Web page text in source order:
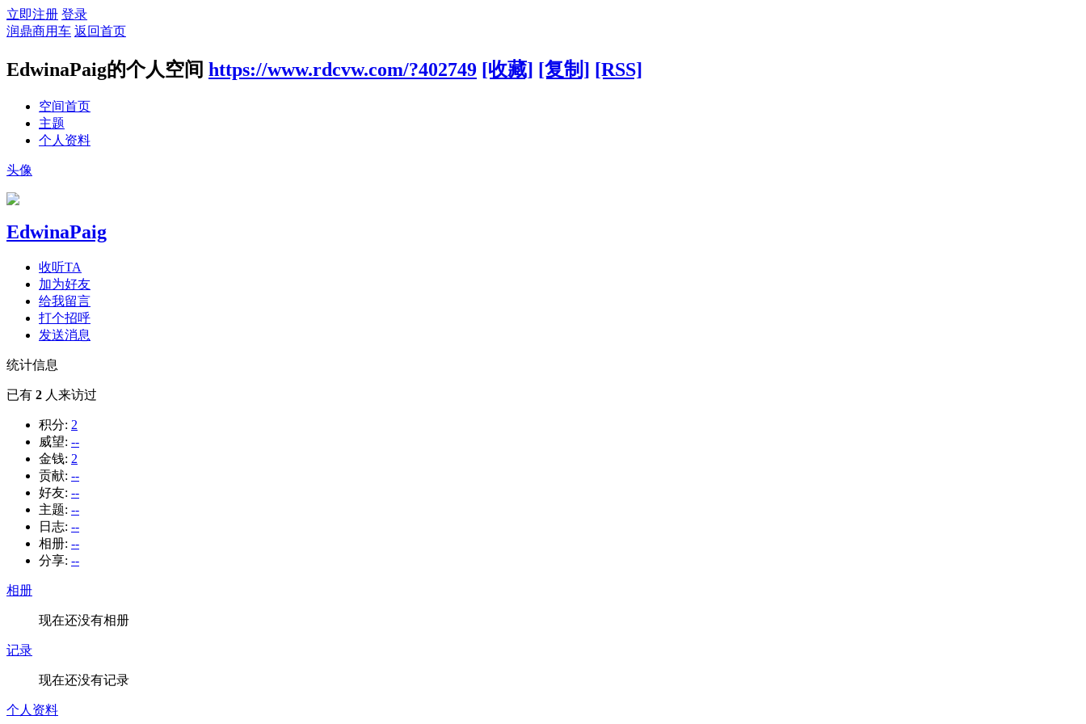
立即注册 登录
润鼎商用车 返回首页
EdwinaPaig的个人空间 https://www.rdcvw.com/?402749 [收藏] [复制] [RSS]
空间首页
主题
个人资料
头像
EdwinaPaig
收听TA
加为好友
给我留言
打个招呼
发送消息
统计信息
已有 2 人来访过
积分: 2
威望: --
金钱: 2
贡献: --
好友: --
主题: --
日志: --
相册: --
分享: --
相册
现在还没有相册
记录
现在还没有记录
个人资料